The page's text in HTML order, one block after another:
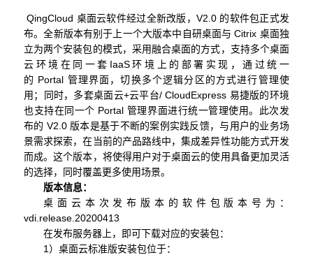
QingCloud 桌面云软件经过全新改版， V2.0 的软件包正式发
布。全新版本有别于上一个大版本中自研桌面与Citrix 桌面独
立为两个安装包的模式，采用融合桌面的方式，支持多个桌面
云环境在同一套 IaaS环境上的部署实现，通过统一
的 Portal 管理界面，切换多个逻辑分区的方式进行管理使
用；同时，多套桌面云+云平台/ CloudExpress 易捷版的环境
也支持在同一个 Portal 管理界面进行统一管理使用。 此次发
布的 V2.0 版本是基于不断的案例实践反馈，与用户的业务场
景需求探索，在当前的产品路线中，集成差异性功能方式开发
而成。这个版本，将使得用户对于桌面云的使用具备更加灵活
的选择，同时覆盖更多使用场景。
版本信息：
桌面云本次发布版本的软件包版本号为：
vdi.release.20200413
在发布服务器上，即可下载对应的安装包：
1）桌面云标准版安装包位于：